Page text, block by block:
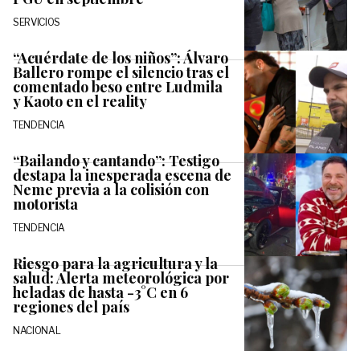
SERVICIOS
“Acuérdate de los niños”: Álvaro
Ballero rompe el silencio tras el
comentado beso entre Ludmila
y Kaoto en el reality
TENDENCIA
“Bailando y cantando”: Testigo
destapa la inesperada escena de
Neme previa a la colisión con
motorista
TENDENCIA
Riesgo para la agricultura y la
salud: Alerta meteorológica por
heladas de hasta -3°C en 6
regiones del país
NACIONAL